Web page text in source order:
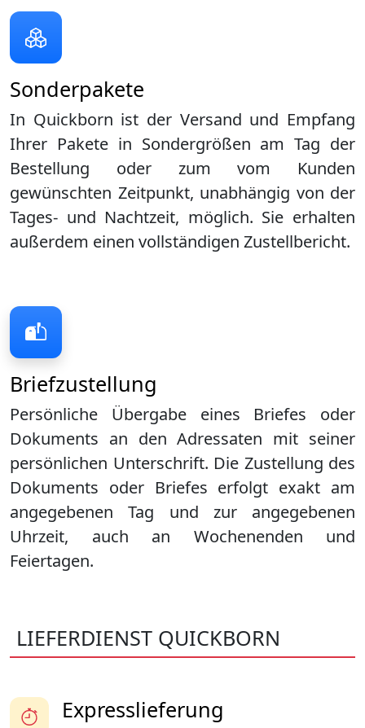
Briefzustellung
Persönliche Übergabe eines Briefes oder
Dokuments an den Adressaten mit seiner
persönlichen Unterschrift. Die Zustellung des
Dokuments oder Briefes erfolgt exakt am
angegebenen Tag und zur angegebenen
Uhrzeit, auch an Wochenenden und
Feiertagen.
Sonderpakete
In Quickborn ist der Versand und Empfang
Ihrer Pakete in Sondergrößen am Tag der
Bestellung oder zum vom Kunden
gewünschten Zeitpunkt, unabhängig von der
Tages- und Nachtzeit, möglich. Sie erhalten
außerdem einen vollständigen Zustellbericht.
LIEFERDIENST QUICKBORN
Expresslieferung